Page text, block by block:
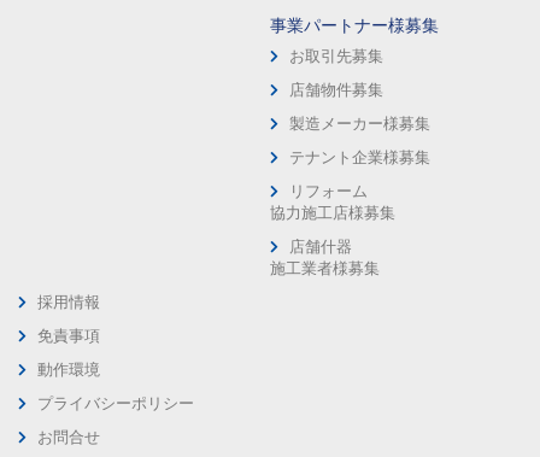
事業パートナー様募集
お取引先募集
店舗物件募集
製造メーカー様募集
テナント企業様募集
リフォーム
協力施工店様募集
店舗什器
施工業者様募集
採用情報
免責事項
動作環境
プライバシーポリシー
お問合せ